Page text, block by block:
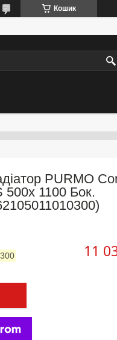
Кошик
PURMO
500x 1100 Бок.
11